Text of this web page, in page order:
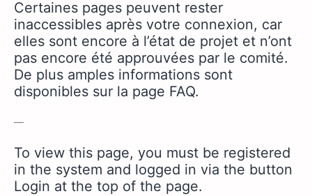
Certaines pages peuvent rester
inaccessibles après votre connexion, car
elles sont encore à l’état de projet et n’ont
pas encore été approuvées par le comité.
De plus amples informations sont
disponibles sur la page FAQ.
—
To view this page, you must be registered
in the system and logged in via the button
Login at the top of the page.